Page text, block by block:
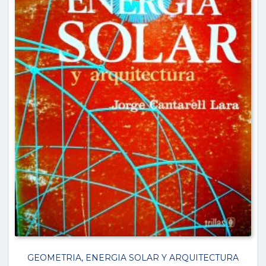
GEOMETRIA, ENERGIA SOLAR Y ARQUITECTURA